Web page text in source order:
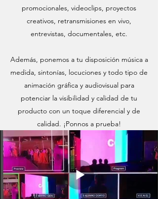
promocionales, videoclips, proyectos
creativos, retransmisiones en vivo,
entrevistas, documentales, etc.
Además, ponemos a tu disposición música a
medida, sintonías, locuciones y todo tipo de
animación gráfica y audiovisual para
potenciar la visibilidad y calidad de tu
producto con un toque diferencial y de
calidad. ¡Ponnos a prueba!